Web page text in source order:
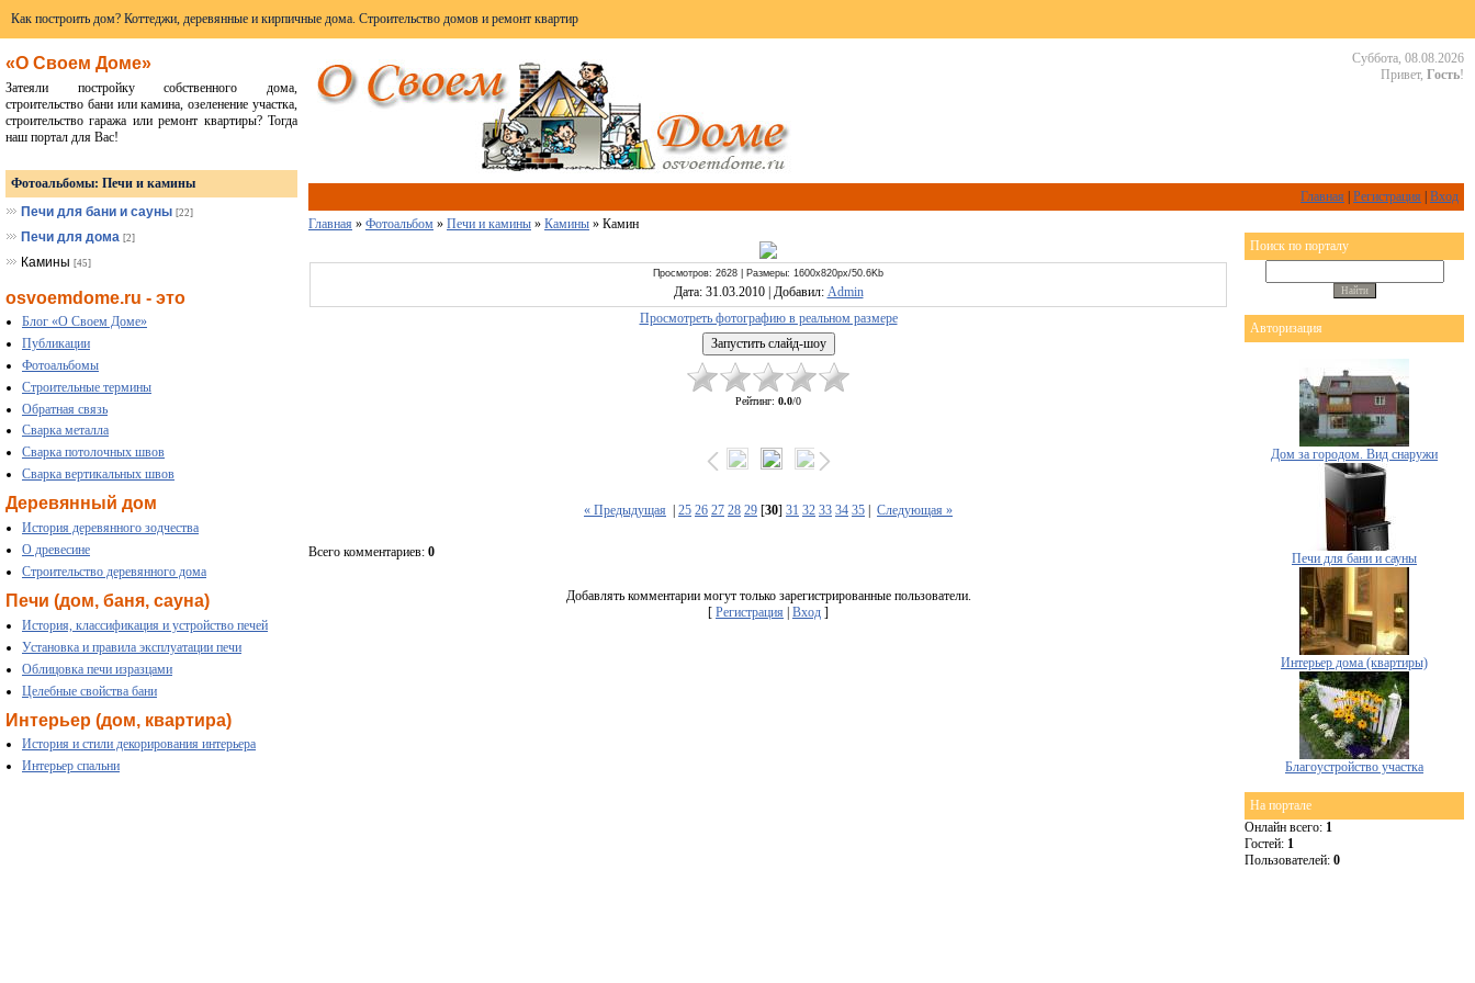
Как построить дом? Коттеджи, деревянные и кирпичные дома. Строительство домов и ремонт квартир
«О Своем Доме»
Затеяли постройку собственного дома,
строительство бани или камина, озеленение участка,
строительство гаража или ремонт квартиры? Тогда
наш портал для Вас!
Фотоальбомы: Печи и камины
Печи для бани и сауны [22]
Печи для дома [2]
Камины [45]
osvoemdome.ru - это
Блог «О Своем Доме»
Публикации
Фотоальбомы
Строительные термины
Обратная связь
Сварка металла
Сварка потолочных швов
Сварка вертикальных швов
Деревянный дом
История деревянного зодчества
О древесине
Строительство деревянного дома
Печи (дом, баня, сауна)
История, классификация и устройство печей
Установка и правила эксплуатации печи
Облицовка печи изразцами
Целебные свойства бани
Интерьер (дом, квартира)
История и стили декорирования интерьера
Интерьер спальни
Суббота, 08.08.2026
Привет, Гость!
Главная Регистрация
Вход
Главная » Фотоальбом » Печи и камины » Камины » Камин
Просмотров: 2628 | Размеры: 1600x820px/50.6Kb
Дата: 31.03.2010 | Добавил: Admin
Просмотреть фотографию в реальном размере
Рейтинг: 0.0/0
« Предыдущая 25 26 27 28 29 [30] 31 32 33 34 35 Следующая »
Всего комментариев: 0
Добавлять комментарии могут только зарегистрированные пользователи.
[ Регистрация Вход ]
Поиск по порталу
Авторизация
Дом за городом. Вид снаружи
Печи для бани и сауны
Интерьер дома (квартиры)
Благоустройство участка
На портале
Онлайн всего: 1
Гостей: 1
Пользователей: 0